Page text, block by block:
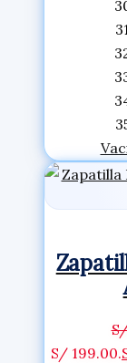
31
S/ 199.00.